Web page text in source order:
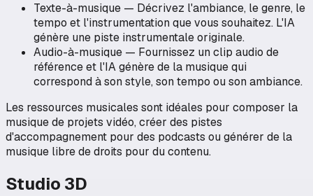
Texte-à-musique — Décrivez l'ambiance, le genre, le
tempo et l'instrumentation que vous souhaitez. L'IA
génère une piste instrumentale originale.
Audio-à-musique — Fournissez un clip audio de
référence et l'IA génère de la musique qui
correspond à son style, son tempo ou son ambiance.
Les ressources musicales sont idéales pour composer la
musique de projets vidéo, créer des pistes
d'accompagnement pour des podcasts ou générer de la
musique libre de droits pour du contenu.
Studio 3D